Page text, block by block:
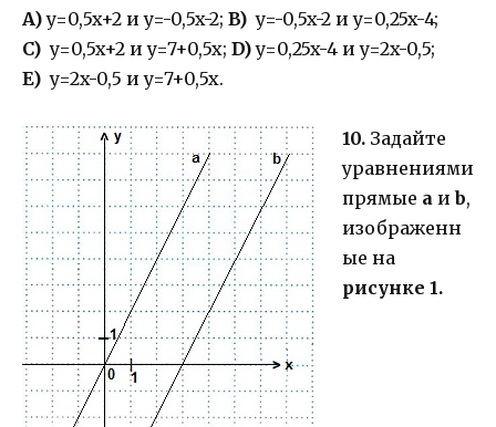
A)y=0,5x+2 и y=-0,5x-2; B) y=-0,5x-2 и y=0,25x-4;
C) y=0,5x+2 и y=7+0,5x; D)y=0,25x-4 и y=2x-0,5;
E) y=2x-0,5 и y=7+0,5x.
10. Задайте
уравнениями
прямые a иb,
изображенн
ые на
рисунке 1.